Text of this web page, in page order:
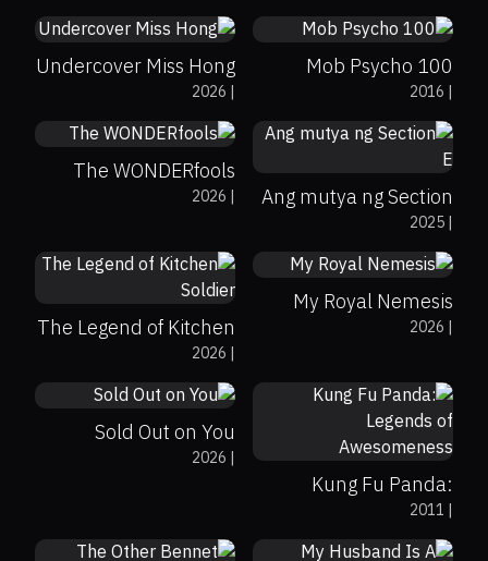
Mob Psycho 100
|
2016
Undercover Miss Hong
|
2026 7
Ang mutya ng Section
E|
2025
7
0%
0%
The WONDERfools
|
2026 8
0%
0%
My Royal Nemesis
|
2026
The Legend of Kitchen
Soldier|
2026
7
0%
Kung Fu Panda:
Legends of
Awesomeness
|
2011
8
0%
0%
Sold Out on You
|
2026
0
0%
0%
8.3
92%
0%